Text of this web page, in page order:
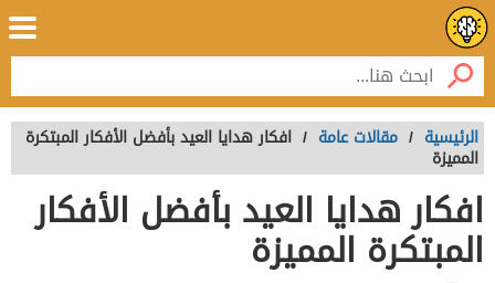
الرئيسية / مقالات عامة / افكار هدايا العيد بأفضل الأفكار المبتكرة
المميزة
افكار هدايا العيد بأفضل الأفكار
المبتكرة المميزة